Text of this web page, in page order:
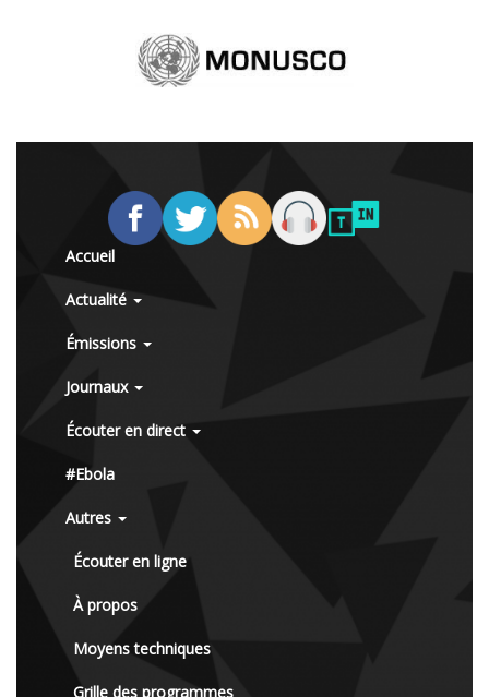
Accueil
Actualité
Émissions
Journaux
Écouter en direct
#Ebola
Autres
Écouter en ligne
À propos
Moyens techniques
Grille des programmes